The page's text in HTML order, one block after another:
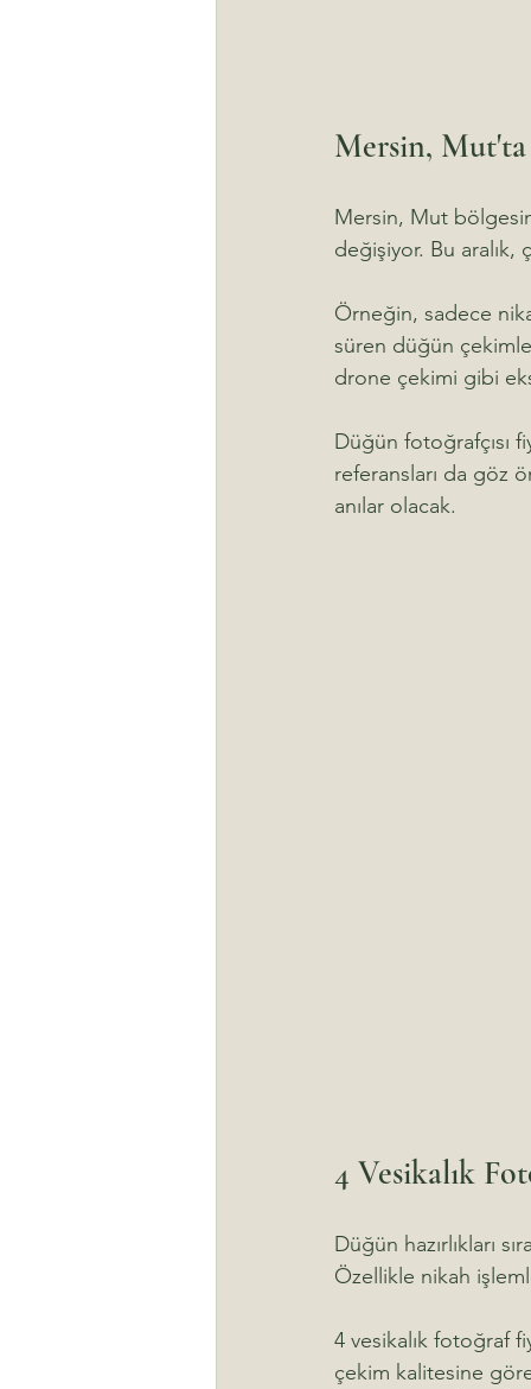
Mersin, Mut'ta
Mersin, Mut
değişiyor. Bu
Örneğin, sadece
süren düğün
drone çekimi gibi
Düğün fotoğrafçısı
referansları da göz
anılar olacak.
4 Vesikalık
Düğün hazırlıkları
Özellikle nikah
4 vesikalık fotoğraf
çekim kalitesine göre